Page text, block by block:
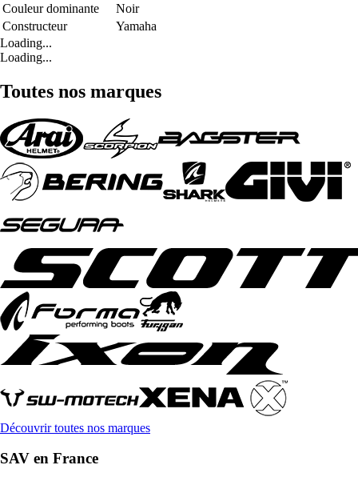
Couleur dominante
Noir
Constructeur
Yamaha
Loading...
Loading...
Toutes nos marques
Découvrir toutes nos marques
SAV en France